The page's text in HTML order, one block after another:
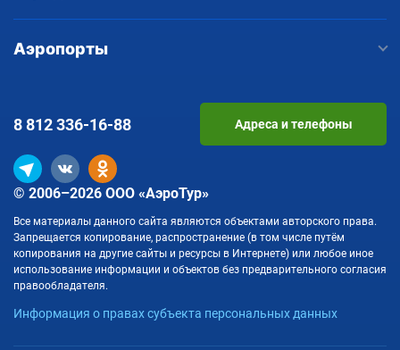
Аэропорты
© 2006–2026 ООО «АэроТур»
Все материалы данного сайта являются объектами авторского права.
Запрещается копирование, распространение (в том числе путём
копирования на другие сайты и ресурсы в Интернете) или любое иное
использование информации и объектов без предварительного согласия
правообладателя.
Информация о правах субъекта персональных данных
8 812336-16-88 Адреса и телефоны